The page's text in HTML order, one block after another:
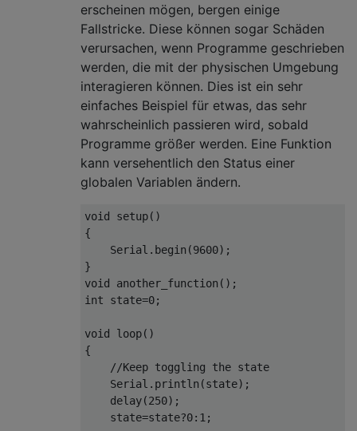
erscheinen mögen, bergen einige
Fallstricke. Diese können sogar Schäden
verursachen, wenn Programme geschrieben
werden, die mit der physischen Umgebung
interagieren können. Dies ist ein sehr
einfaches Beispiel für etwas, das sehr
wahrscheinlich passieren wird, sobald
Programme größer werden. Eine Funktion
kann versehentlich den Status einer
globalen Variablen ändern.
void setup()
{
Serial . begin (9600);
}
void another_function ();
int state=0;
void loop()
{
//Keep toggling the state
Serial . println (state);
    delay
(250);
    state
=state?0: 1 ;